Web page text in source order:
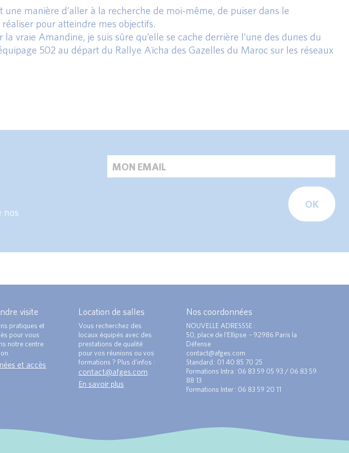
manière d’aller à la recherche de moi-même, de puiser dans le
pour atteindre mes objectifs.
vraie Amandine, je suis sûre qu’elle se cache derrière l’une des dunes du
502 au départ du Rallye Aïcha des Gazelles du Maroc sur les réseaux
nos
OK
visite
pratiques et
pour vous
notre centre
et accès
Location de salles
Vous recherchez des
locaux équipés avec des
prestations de qualité
pour vos réunions ou vos
formations ? Plus d’infos :
contact@afges.com
En savoir plus
Nos coordonnées
NOUVELLE ADRESSSE :
50, place de l’Ellipse – 92986 Paris la
Défense
contact@afges.com
Standard : 01 40 85 70 25
Formations Intra : 06 83 59 05 93 / 06 83 59
88 13
Formations Inter : 06 83 59 20 11